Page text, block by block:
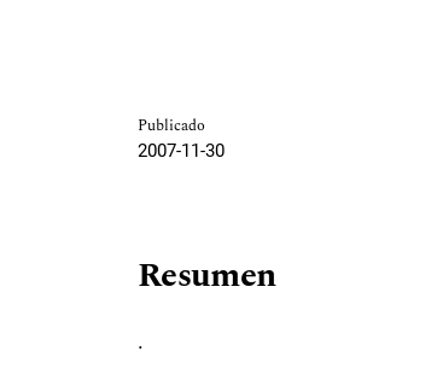
Publicado
2007-11-30
Resumen
.